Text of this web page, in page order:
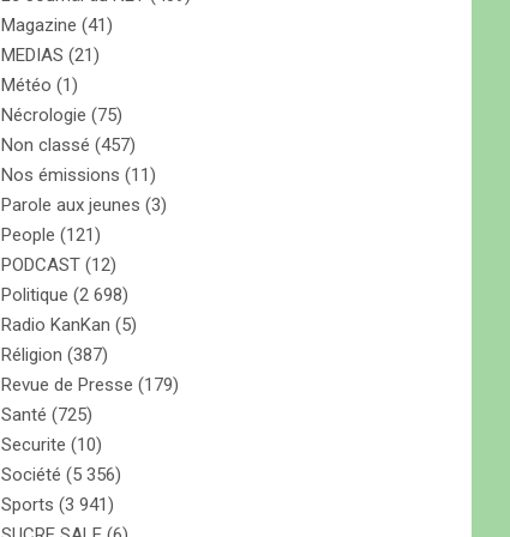
Magazine (41)
MEDIAS (21)
Météo (1)
Nécrologie (75)
Non classé (457)
Nos émissions (11)
Parole aux jeunes (3)
People (121)
PODCAST (12)
Politique (2 698)
Radio KanKan (5)
Réligion (387)
Revue de Presse (179)
Santé (725)
Securite (10)
Société (5 356)
Sports (3 941)